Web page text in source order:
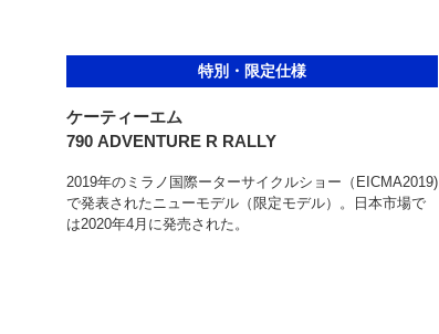
特別・限定仕様
ケーティーエム
790 ADVENTURE R RALLY
2019年のミラノ国際ーターサイクルショー（EICMA2019)
で発表されたニューモデル（限定モデル）。日本市場で
は2020年4月に発売された。